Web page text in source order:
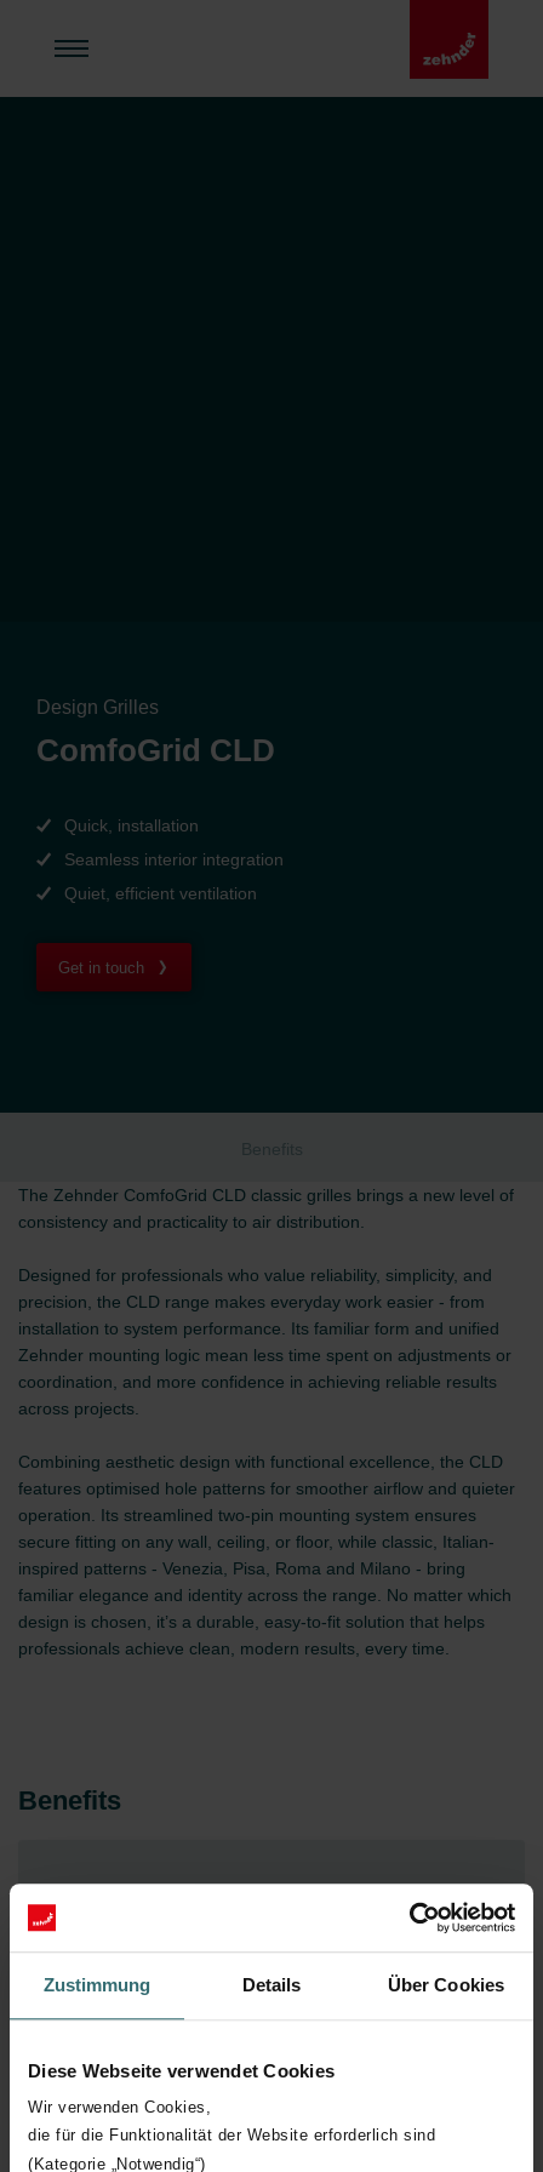
Zustimmung Details Über Cookies
Diese Webseite verwendet Cookies
Wir verwenden Cookies,
die für die Funktionalität der Website erforderlich sind
(Kategorie „Notwendig“)
Design Grilles
ComfoGrid CLD
Quick, installation
Seamless interior integration
Quiet, efficient ventilation
Get in touch
Benefits
The Zehnder ComfoGrid CLD classic grilles brings a new level of
consistency and practicality to air distribution.
Designed for professionals who value reliability, simplicity, and
precision, the CLD range makes everyday work easier - from
installation to system performance. Its familiar form and unified
Zehnder mounting logic mean less time spent on adjustments or
coordination, and more confidence in achieving reliable results
across projects.
Combining aesthetic design with functional excellence, the CLD
features optimised hole patterns for smoother airflow and quieter
operation. Its streamlined two-pin mounting system ensures
secure fitting on any wall, ceiling, or floor, while classic, Italian-
inspired patterns - Venezia, Pisa, Roma and Milano - bring
familiar elegance and identity across the range. No matter which
design is chosen, it’s a durable, easy-to-fit solution that helps
professionals achieve clean, modern results, every time.
Benefits
Fast and simple installation – two-pin system ensures
finishes eliminate mismatched combinations.
Optimised airflow performance – reduced pressure
Durable construction – high-quality materials built to
last, suitable for both wall and ceiling use.
Classic Italian-inspired design – subtle grille patterns